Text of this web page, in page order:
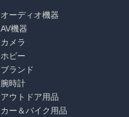
オーディオ機器
AV機器
カメラ
ホビー
ブランド
腕時計
アウトドア用品
カー＆バイク用品